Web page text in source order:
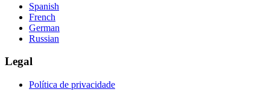
Spanish
French
German
Russian
Legal
Política de privacidade